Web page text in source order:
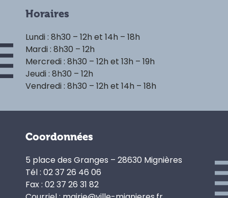
Horaires
Lundi : 8h30 – 12h et 14h – 18h
Mardi : 8h30 – 12h
Mercredi : 8h30 – 12h et 13h – 19h
Jeudi : 8h30 – 12h
Vendredi : 8h30 – 12h et 14h – 18h
Coordonnées
5 place des Granges – 28630 Mignières
Tél : 02 37 26 46 06
Fax : 02 37 26 31 82